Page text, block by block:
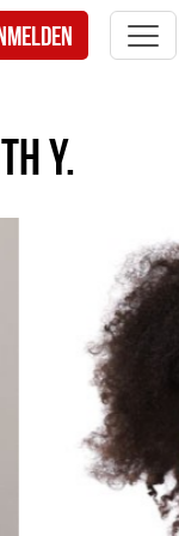
Y.